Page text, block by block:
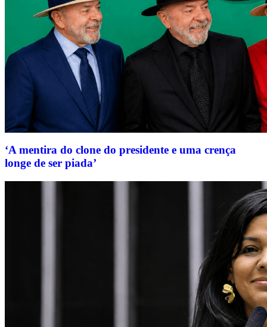
‘A mentira do clone do presidente e uma crença
longe de ser piada’